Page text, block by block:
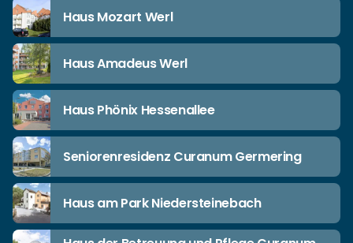
Haus Mozart Werl
Haus Amadeus Werl
Haus Phönix Hessenallee
Seniorenresidenz Curanum Germering
Haus am Park Niedersteinebach